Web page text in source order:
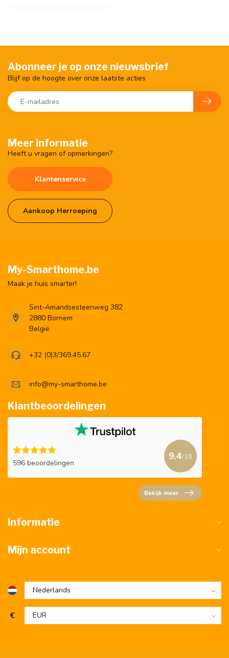
Meer informatie
Heeft u vragen of opmerkingen?
Klantenservice
Aankoop Herroeping
Abonneer je op onze nieuwsbrief
Blijf op de hoogte over onze laatste acties
My-Smarthome.be
Maak je huis smarter!
Sint-Amandsesteenweg 382
2880 Bornem
België
+32 (0)3/369.45.67
info@my-smarthome.be
Klantbeoordelingen
596 beoordelingen
9.4/10
Bekijk meer
Informatie
Mijn account
€